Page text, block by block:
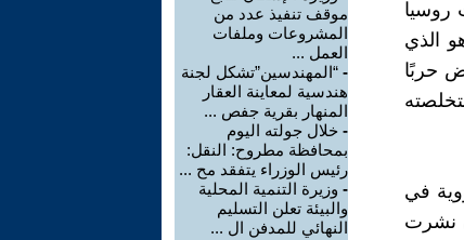
روسيا
الذي
حربًا
في
نشرت
موقف تنفيذ عدد من
المشروعات وملفات
العمل ...
- “المهندسين”تشكل لجنة
هندسية لمعاينة العقار
المنهار بقرية جفص ...
- خلال جولته اليوم
بمحافظة مطروح: النقل:
رئيس الوزراء يتفقد مح ...
- وزيرة التنمية المحلية
والبيئة تعلن التسليم
النهائي للمدفن ال ...